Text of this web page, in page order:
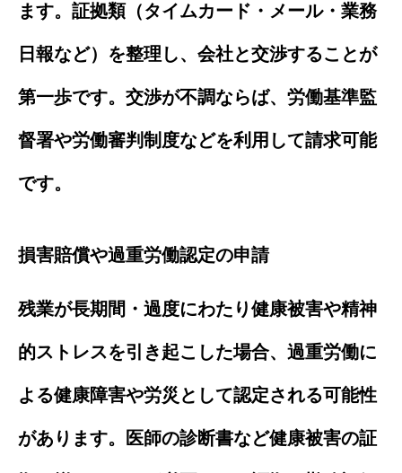
ます。証拠類（タイムカード・メール・業務
日報など）を整理し、会社と交渉することが
第一歩です。交渉が不調ならば、労働基準監
督署や労働審判制度などを利用して請求可能
です。
損害賠償や過重労働認定の申請
残業が長期間・過度にわたり健康被害や精神
的ストレスを引き起こした場合、過重労働に
よる健康障害や労災として認定される可能性
があります。医師の診断書など健康被害の証